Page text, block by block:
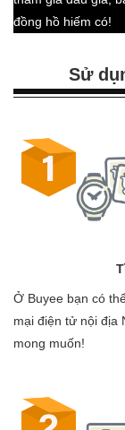
đồng hồ hiếm có!
Sử
Ở Buyee bạn có
mại điện tử nội địa
mong muốn!